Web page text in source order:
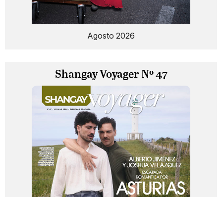
Agosto 2026
Shangay Voyager Nº 47